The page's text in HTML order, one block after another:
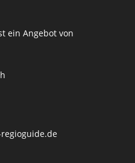
ein Angebot von